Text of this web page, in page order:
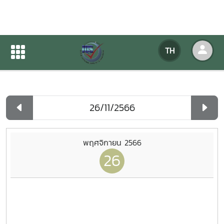
TH
ปฏิทินกิจกรรมของหน่วยงาน
ปฏิทินกิจกรรมของหน่วยงาน
พฤศจิกายน 2566
26